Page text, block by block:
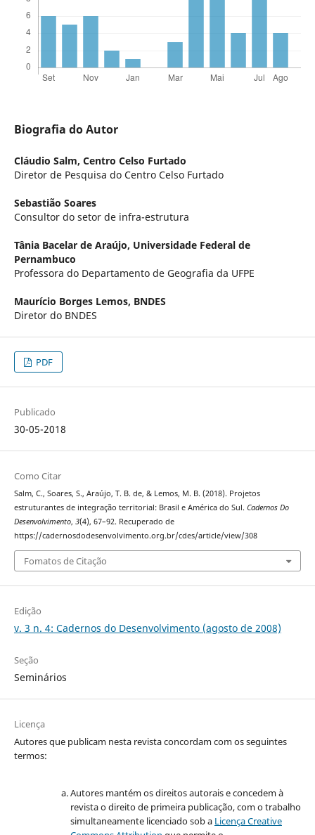
Biografia do Autor
Cláudio Salm, Centro Celso Furtado
Diretor de Pesquisa do Centro Celso Furtado
Sebastião Soares
Consultor do setor de infra-estrutura
Tânia Bacelar de Araújo, Universidade Federal de
Pernambuco
Professora do Departamento de Geografia da UFPE
Maurício Borges Lemos, BNDES
Diretor do BNDES
PDF
Publicado
30-05-2018
Como Citar
Salm, C., Soares, S., Araújo, T. B. de, & Lemos, M. B. (2018). Projetos
estruturantes de integração territorial: Brasil e América do Sul. Cadernos Do
Desenvolvimento, 3(4), 67–92. Recuperado de
https://cadernosdodesenvolvimento.org.br/cdes/article/view/308
Fomatos de Citação
Edição
v. 3 n. 4: Cadernos do Desenvolvimento (agosto de 2008)
Seção
Seminários
Licença
Autores que publicam nesta revista concordam com os seguintes
termos:
Autores mantém os direitos autorais e concedem à
revista o direito de primeira publicação, com o trabalho
simultaneamente licenciado sob a Licença Creative